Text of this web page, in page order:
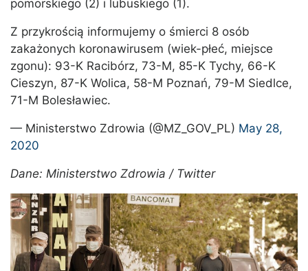
pomorskiego (2) i lubuskiego (1).
Z przykrością informujemy o śmierci 8 osób
zakażonych koronawirusem (wiek-płeć, miejsce
zgonu): 93-K Racibórz, 73-M, 85-K Tychy, 66-K
Cieszyn, 87-K Wolica, 58-M Poznań, 79-M Siedlce,
71-M Bolesławiec.
— Ministerstwo Zdrowia (@MZ_GOV_PL) May 28,
2020
Dane: Ministerstwo Zdrowia / Twitter